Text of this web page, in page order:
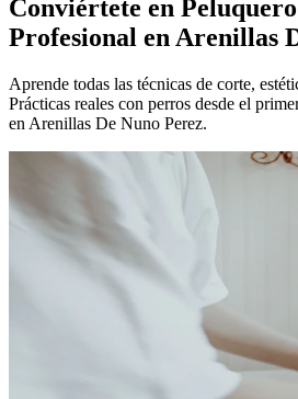
Conviértete en
Profesional en Arenillas
Aprende todas las técnicas de corte,
Prácticas reales con perros desde el
en Arenillas De Nuno Perez.